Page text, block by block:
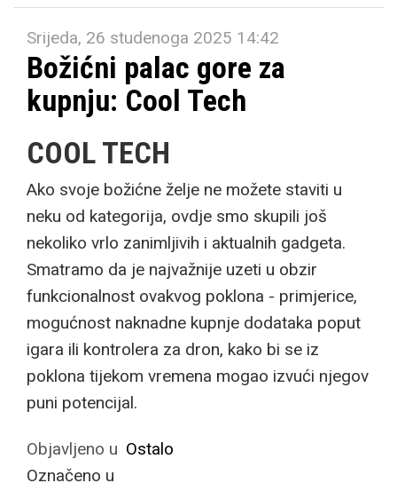
Srijeda, 26 studenoga 2025 14:42
Božićni palac gore za
kupnju: Cool Tech
COOL TECH
Ako svoje božićne želje ne možete staviti u
neku od kategorija, ovdje smo skupili još
nekoliko vrlo zanimljivih i aktualnih gadgeta.
Smatramo da je najvažnije uzeti u obzir
funkcionalnost ovakvog poklona - primjerice,
mogućnost naknadne kupnje dodataka poput
igara ili kontrolera za dron, kako bi se iz
poklona tijekom vremena mogao izvući njegov
puni potencijal.
Objavljeno u Ostalo
Označeno u